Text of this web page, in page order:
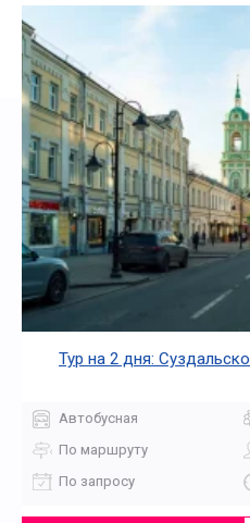
Тур на 2 дня:
Автобусная
По маршруту
По запросу